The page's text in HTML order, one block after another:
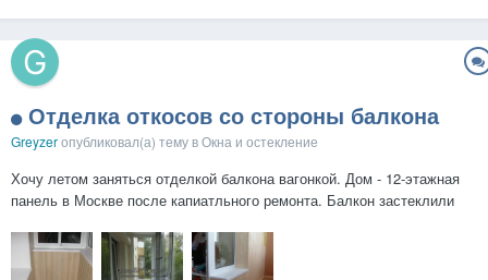
Отделка откосов со стороны балкона
Greyzerопубликовал(а) тему вОкна и остекление
Хочу летом заняться отделкой балкона вагонкой. Дом - 12-этажная
панель в Москве после капиатльного ремонта. Балкон застеклили
(достаточно плозо) и покрасили белой водоэмульсионной краской
(мало того как в больнице, так еще рядом с окном кра...